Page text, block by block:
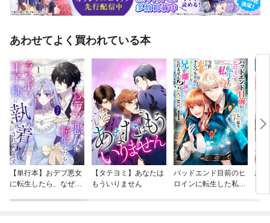
あわせてよく買われている本
【単行本】おデブ悪女
に転生したら、なぜか
【タテヨミ】あなたは
もういりません
バッドエンド目前のヒ
ロインに転生した私、
結